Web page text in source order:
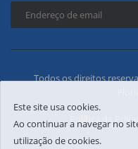
Todos os direitos
Política de
Este site usa cookies.
Ao continuar a navegar no
utilização de cookies.